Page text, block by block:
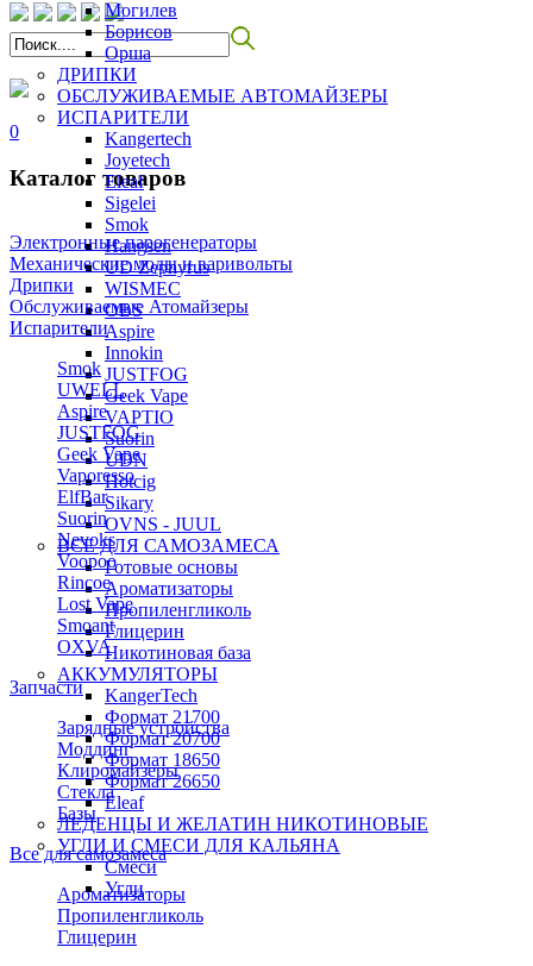
Могилев
Борисов
Орша
ДРИПКИ
ОБСЛУЖИВАЕМЫЕ АВТОМАЙЗЕРЫ
ИСПАРИТЕЛИ
Kangertech
Joyetech
Eleaf
Sigelei
Smok
Hangsen
UD Zephyrus
WISMEC
OBS
Aspire
Innokin
JUSTFOG
Geek Vape
VAPTIO
Suorin
UDN
Hotcig
Sikary
OVNS - JUUL
ВСЕ ДЛЯ САМОЗАМЕСА
Готовые основы
Ароматизаторы
Пропиленгликоль
Глицерин
Никотиновая база
АККУМУЛЯТОРЫ
KangerTech
Формат 21700
Формат 20700
Формат 18650
Формат 26650
Eleaf
ЛЕДЕНЦЫ И ЖЕЛАТИН НИКОТИНОВЫЕ
УГЛИ И СМЕСИ ДЛЯ КАЛЬЯНА
Смеси
Угли
0
Каталог товаров
Электронные парогенераторы
Механические моды и варивольты
Дрипки
Обслуживаемые Атомайзеры
Испарители
Smok
UWELL
Aspire
JUSTFOG
Geek Vape
Vaporesso
ElfBar
Suorin
Nevoks
Voopoo
Rincoe
Lost Vape
Smoant
OXVA
Запчасти
Зарядные устройства
Моддинг
Клиромайзеры
Стекла
Базы
Все для самозамеса
Ароматизаторы
Пропиленгликоль
Глицерин